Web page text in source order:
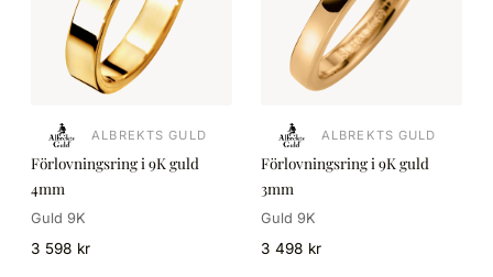
ALBREKTS GULD
Förlovningsring i 9K guld
4mm
Guld 9K
3 598 kr
ALBREKTS GULD
Förlovningsring i 9K guld
3mm
Guld 9K
3 498 kr